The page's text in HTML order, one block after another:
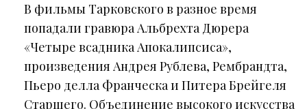
В фильмы Тарковского в разное время
попадали гравюра Альбрехта Дюрера
«Четыре всадника Апокалипсиса»,
произведения Андрея Рублева, Рембрандта,
Пьеро делла Франческа и Питера Брейгеля
Старшего. Объединение высокого искусства